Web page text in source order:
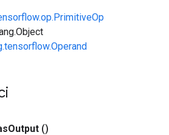
Output ()